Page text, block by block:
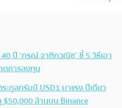
ปี ‘กรณ์ จาติกวณิช’ ชี้ 5 วิธีเอา
ดการลงทุน
ะกูลทรัมป์ USD1 มาแรง ปีเดียว
$50,000 ล้านบน Binance